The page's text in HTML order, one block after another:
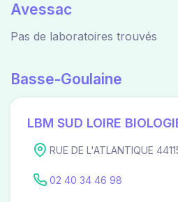
Avessac
Pas de laboratoires trouvés
Basse-Goulaine
LBM SUD LOIRE
RUE DE L'ATLANTIQUE
02 40 34 46 98